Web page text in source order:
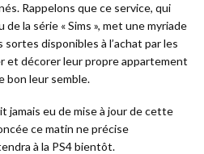
Rappelons que ce service, qui
la série « Sims », met une myriade
disponibles à l’achat par les
et décorer leur propre appartement
bon leur semble.
jamais eu de mise à jour de cette
ce matin ne précise
à la PS4 bientôt.